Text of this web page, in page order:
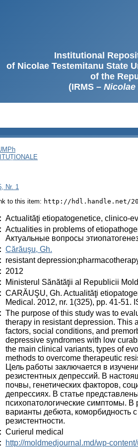
Institutional
of Nicolae Testemitanu State
of the
(IRMS – Nicolae
Nr. 1
to this item: http://hdl.handle.net/
: Actualităţi etiopatogenetice, clinico-
: Actualities in problems of
Актуальные вопросы
: Cărăuşu, Gh.
: resistant
: 2012
:
Ministerul Sănătăţii al Republicii
: CARĂUŞU, Gh. Actualităţi
Medical. 2012, nr. 1(325), pp. 41-51.
: The purpose of this study was to
therapy in resistant depression. This
factors, social conditions, and
depressive syndromes with low
the main clinical variants, types of
methods to overcome therapeutic
Цель работы заключается в
резистентных депрессий. В
почвы, генетических факторов,
депрессиях. В статье
психопатологические симптомы.
варианты дебюта, коморбидность
резистентности.
Curierul medical
: http://moldmedjournal.md/wp-